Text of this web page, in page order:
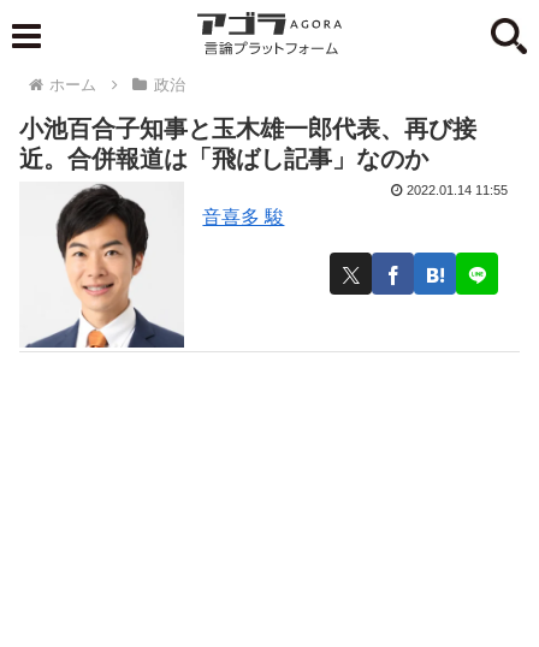
ホーム 政治
小池百合子知事と玉木雄一郎代表、再び接
近。合併報道は「飛ばし記事」なのか
音喜多 駿
2022.01.14 11:55